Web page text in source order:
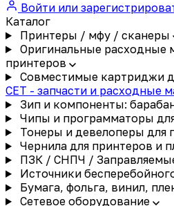
Войти или
Каталог
Принтеры / мфу / сканеры
Оригинальные расходные
принтеров
Совместимые картриджи
CET - запчасти и расходные
Зип и компоненты:
Чипы и программаторы
Тонеры и девелоперы для
Чернила для принтеров и
ПЗК / СНПЧ /
Источники
Бумага, фольга, винил,
Сетевое оборудование